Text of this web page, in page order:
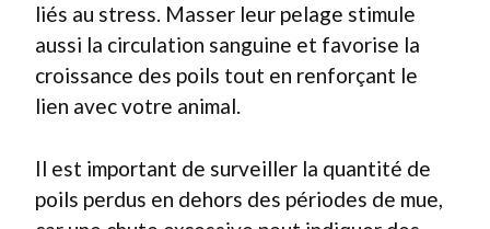
liés au stress. Masser leur pelage stimule
aussi la circulation sanguine et favorise la
croissance des poils tout en renforçant le
lien avec votre animal.
Il est important de surveiller la quantité de
poils perdus en dehors des périodes de mue,